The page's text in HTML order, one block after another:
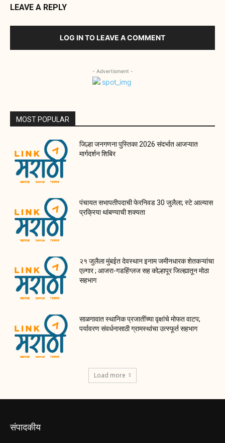
LEAVE A REPLY
LOG IN TO LEAVE A COMMENT
- Advertisment -
MOST POPULAR
जिल्हा जनगणना पुस्तिका 2026 संदर्भात आजऱ्यात
मार्गदर्शन शिबिर
पंचायत सभापतीपदाची फेरनिवड 30 जुलैला; स्टे आल्यास
प्रक्रिया थांबण्याची शक्यता
२१ जुलैला मुंबईत देवस्थान इनाम जमीनधारक शेतकऱ्यांचा
एल्गार ; आजरा-गडहिंग्लज सह कोल्हापूर जिल्ह्यातून मोठा
सहभाग
साळगावात स्थानिक प्रजातींच्या वृक्षांचे मोफत वाटप;
पर्यावरण संवर्धनासाठी ग्रामस्थांचा उत्स्फूर्त सहभाग
Load more
संपादकीय